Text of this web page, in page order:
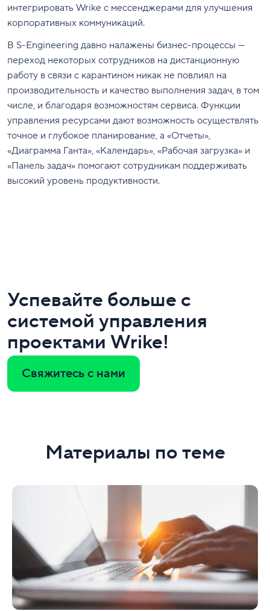
интегрировать Wrike с мессенджерами для улучшения
корпоративных коммуникаций.
В S-Engineering давно налажены бизнес-процессы —
переход некоторых сотрудников на дистанционную
работу в связи с карантином никак не повлиял на
производительность и качество выполнения задач, в том
числе, и благодаря возможностям сервиса. Функции
управления ресурсами дают возможность осуществлять
точное и глубокое планирование, а «Отчеты»,
«Диаграмма Ганта», «Календарь», «Рабочая загрузка» и
«Панель задач» помогают сотрудникам поддерживать
высокий уровень продуктивности.
Успевайте больше с
системой управления
проектами Wrike!
Свяжитесь с нами
Материалы по теме
Wrike
система
для
управления
проектами